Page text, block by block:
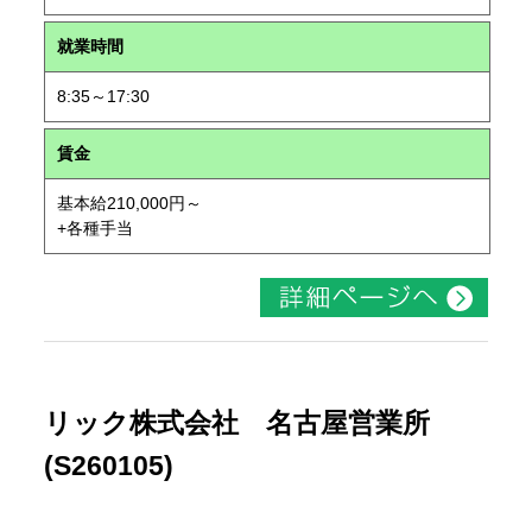
就業時間
8:35～17:30
賃金
基本給210,000円～
+各種手当
リック株式会社 名古屋営業所
(S260105)